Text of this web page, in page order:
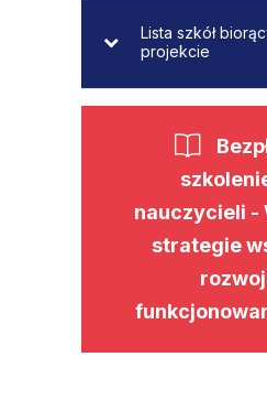
Lista szkół
projekcie
nauczycieli -
strategie